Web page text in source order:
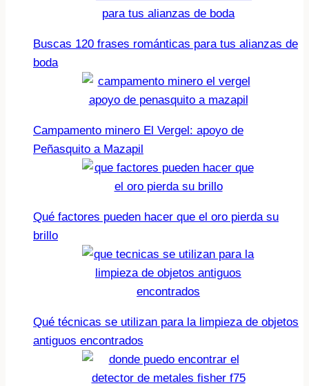
Buscas 120 frases románticas para tus alianzas de
boda
Campamento minero El Vergel: apoyo de
Peñasquito a Mazapil
Qué factores pueden hacer que el oro pierda su
brillo
Qué técnicas se utilizan para la limpieza de objetos
antiguos encontrados